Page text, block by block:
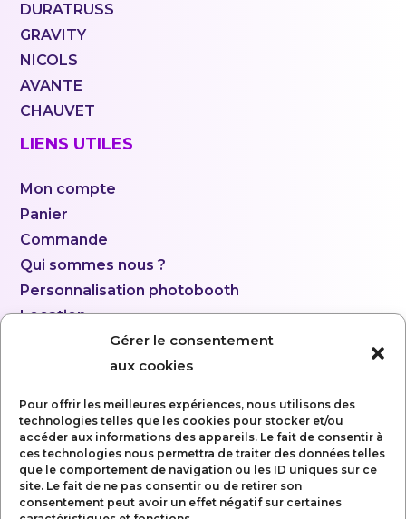
Gérer le consentement
aux cookies
Pour offrir les meilleures expériences, nous utilisons des
technologies telles que les cookies pour stocker et/ou
accéder aux informations des appareils. Le fait de consentir à
ces technologies nous permettra de traiter des données telles
que le comportement de navigation ou les ID uniques sur ce
site. Le fait de ne pas consentir ou de retirer son
consentement peut avoir un effet négatif sur certaines
DURATRUSS
GRAVITY
NICOLS
AVANTE
CHAUVET
LIENS UTILES
Mon compte
Panier
Commande
Qui sommes nous ?
Personnalisation photobooth
Location